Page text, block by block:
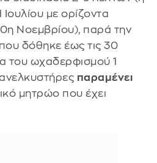
Ιουλίου με ορίζοντα
Νοεμβρίου), παρά την
δόθηκε έως τις 30
του ωχαδερφισμού 1
παραμένει
μητρώο που έχει